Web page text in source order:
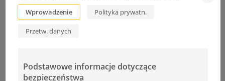
Informacje
Ł.Cudek
Wprowadzenie Polityka prywatn.
Przetw. danych
Podstawowe informacje dotyczące
bezpieczeństwa